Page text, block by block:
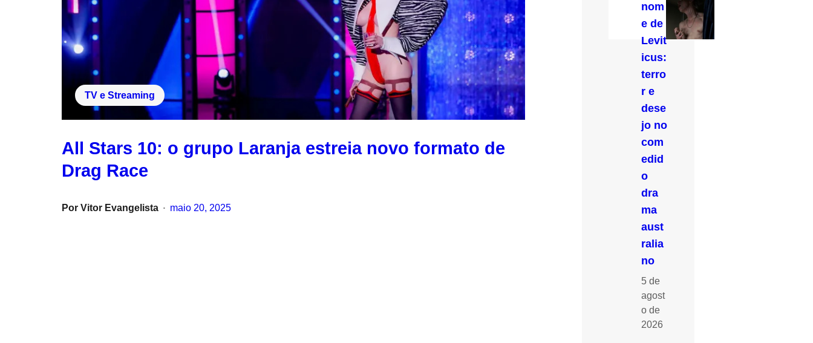
TV e Streaming
All Stars 10: o grupo Laranja estreia novo formato de
Drag Race
Por Vitor Evangelista • maio 20, 2025
nom
e de
Levit
icus:
terro
r e
dese
jo no
com
edid
o
dra
ma
aust
ralia
no
5 de
agost
o de
2026